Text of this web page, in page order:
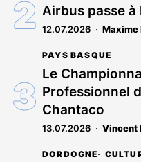
Airbus passe à
12.07.2026 Maxime
PAYS BASQUE
Le
Professionnel
Chantaco
13.07.2026 Vincent
DORDOGNE